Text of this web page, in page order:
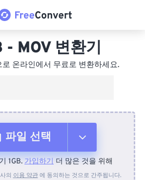
- MOV 변환기
로 온라인에서 무료로 변환하세요.
파일 선택
장치에서
1GB. 가입하기 더 많은 것을 위해
의 이용 약관에 동의하는 것으로 간주됩니다.